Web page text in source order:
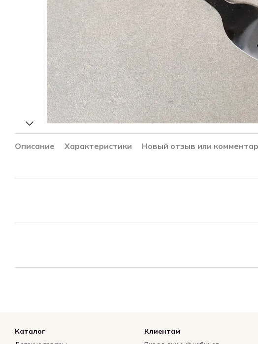
Описание Характеристики Новый отзыв или
Каталог Клиентам